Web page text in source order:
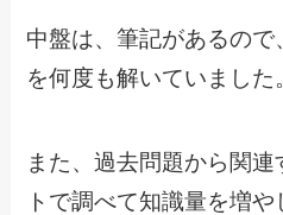
中盤は、筆記があるの
を何度も解いていました
また、過去問題から関
トで調べて知識量を増